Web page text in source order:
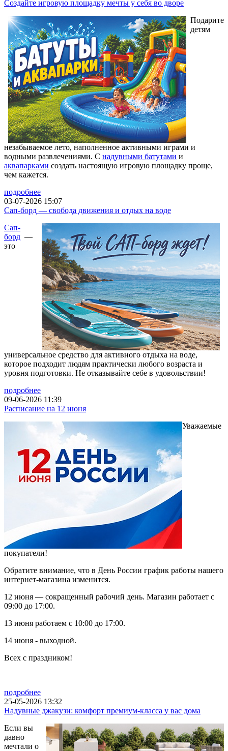
Создайте игровую площадку мечты у себя во дворе
Подарите
детям
незабываемое лето, наполненное активными играми и
водными развлечениями. С надувными батутами и
аквапарками создать настоящую игровую площадку проще,
чем кажется.
подробнее
03-07-2026 15:07
Сап-борд — свобода движения и отдых на воде
Сап-
борд —
это
универсальное средство для активного отдыха на воде,
которое подходит людям практически любого возраста и
уровня подготовки. Не отказывайте себе в удовольствии!
подробнее
09-06-2026 11:39
Расписание на 12 июня
Уважаемые
покупатели!
Обратите внимание, что в День России график работы нашего
интернет-магазина изменится.
12 июня — сокращенный рабочий день. Магазин работает с
09:00 до 17:00.
13 июня работаем с 10:00 до 17:00.
14 июня - выходной.
Всех с праздником!
подробнее
25-05-2026 13:32
Надувные джакузи: комфорт премиум-класса у вас дома
Если вы
давно
мечтали о